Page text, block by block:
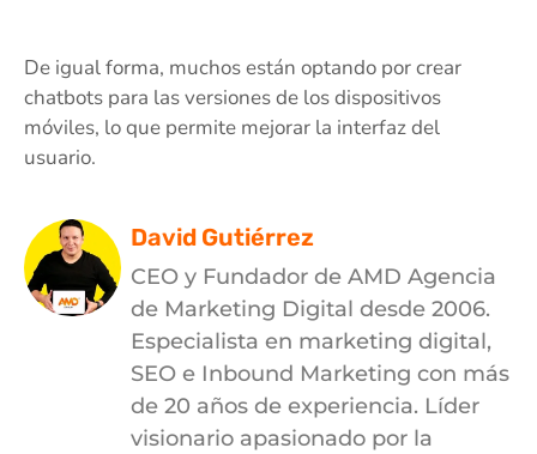
De igual forma, muchos están optando por crear
chatbots para las versiones de los dispositivos
móviles, lo que permite mejorar la interfaz del
usuario.
David Gutiérrez
CEO y Fundador de AMD Agencia
de Marketing Digital desde 2006.
Especialista en marketing digital,
SEO e Inbound Marketing con más
de 20 años de experiencia. Líder
visionario apasionado por la